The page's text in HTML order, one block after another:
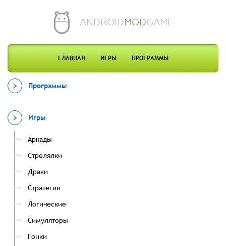
ANDROIDMODGAME
ГЛАВНАЯ ИГРЫ ПРОГРАММЫ
Программы
Игры
Аркады
Стрелялки
Драки
Стратегии
Логические
Симуляторы
Гонки